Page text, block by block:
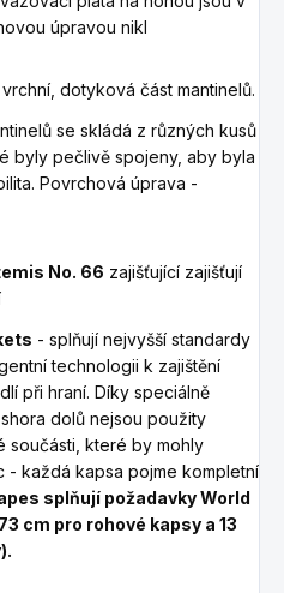
úpravou nikl
dotyková část mantinelů.
se skládá z různých kusů
byly pečlivě spojeny, aby byla
Povrchová úprava -
No. 66 zajišťující zajišťují
- splňují nejvyšší standardy
technologii k zajištění
při hraní. Díky speciálně
dolů nejsou použity
součásti, které by mohly
- každá kapsa pojme kompletní
splňují požadavky World
cm pro rohové kapsy a 13